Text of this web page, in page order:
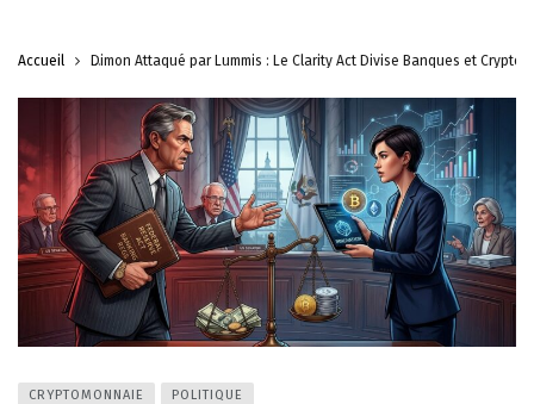
Accueil Dimon Attaqué par Lummis : Le Clarity Act Divise Banques et Crypto
CRYPTOMONNAIE POLITIQUE